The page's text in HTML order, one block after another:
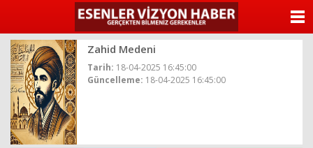
Zahid Medeni
Tarih: 18-04-2025 16:45:00
Güncelleme: 18-04-2025 16:45:00
ANASAYFA
YAZARLAR